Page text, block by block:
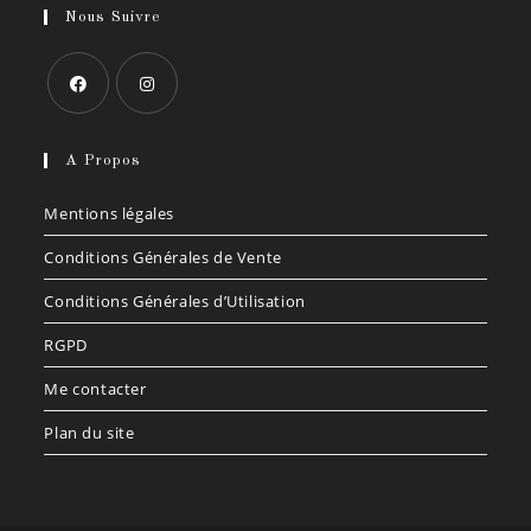
Nous Suivre
dans
nouvel
onglet
dans
nouvel
onglet
A Propos
Mentions légales
Conditions Générales de Vente
Conditions Générales d’Utilisation
RGPD
Me contacter
Plan du site